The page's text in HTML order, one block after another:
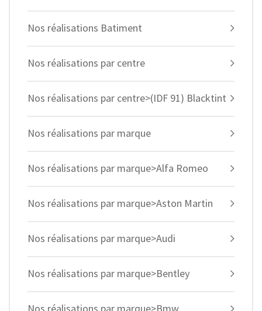
Nos réalisations Batiment
Nos réalisations par centre
Nos réalisations par centre>(IDF 91) Blacktint
Nos réalisations par marque
Nos réalisations par marque>Alfa Romeo
Nos réalisations par marque>Aston Martin
Nos réalisations par marque>Audi
Nos réalisations par marque>Bentley